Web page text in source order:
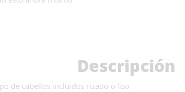
Descripción
de cabellos incluidos rizado o liso